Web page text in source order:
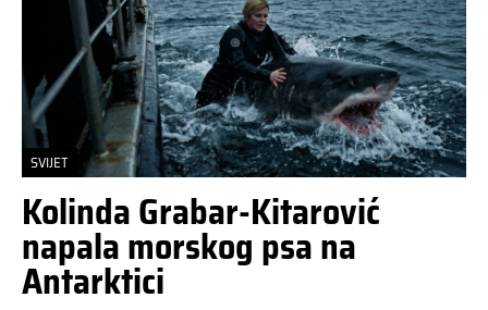
SVIJET
Kolinda Grabar-Kitarović
napala morskog psa na
Antarktici